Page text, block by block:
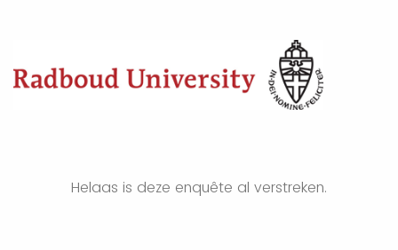
Helaas is deze enquête al verstreken.